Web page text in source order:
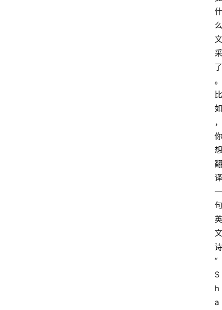
什
么
文
采
了
。
比
如
，
你
想
翻
译
一
句
英
文
诗
“
S
h
a